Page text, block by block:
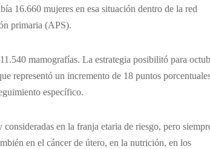
16.660 mujeres en esa situación dentro de la red
primaria (APS).
mamografías. La estrategia posibilitó para
representó un incremento de 18 puntos
específico.
en la franja etaria de riesgo, pero
en el cáncer de útero, en la nutrición, en los